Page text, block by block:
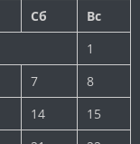
Сб
Вс
1
7
8
14
15